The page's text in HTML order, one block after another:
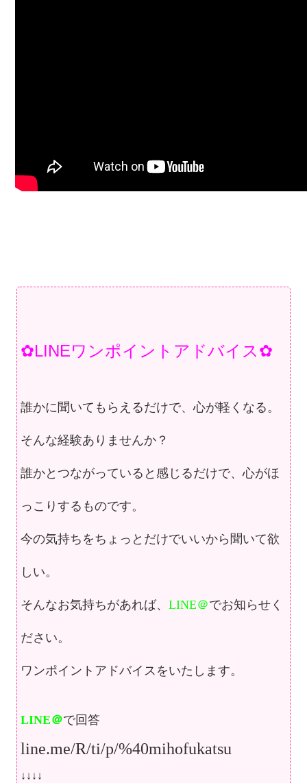
✿LINEワンポイントアドバイス✿
誰かに聞いてもらえるだけで、心が軽くなる。
そんな経験ありませんか？
誰かとつながっていると感じるだけで、心がほ
っこりするものです。
今の気持ちをちょっとだけでいいから 聞いて欲
しい。
そんなお気持ちがあれば、LINE＠でお知らせく
ださい。
ワンポイントアドバイスをいたします。
LINE＠で回答
line.me/R/ti/p/%40mihofukatsu
↓↓↓↓